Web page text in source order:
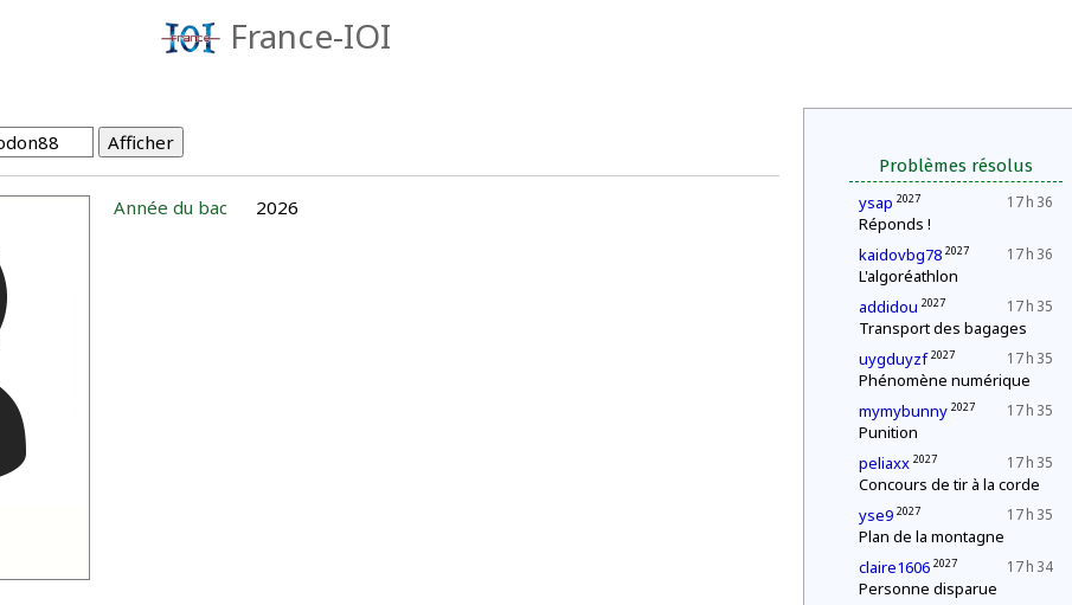
France-IOI
Problèmes résolus
17 h 36
ysap 2027
Réponds !
17 h 36
kaidovbg78 2027
L'algoréathlon
17 h 35
addidou 2027
Transport des bagages
17 h 35
uygduyzf 2027
Phénomène numérique
17 h 35
mymybunny 2027
Punition
17 h 35
peliaxx 2027
Concours de tir à la corde
17 h 35
yse9 2027
Plan de la montagne
17 h 34
claire1606 2027
Personne disparue
Année du bac 2026